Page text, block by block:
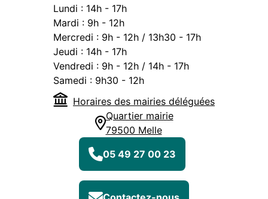
Quartier mairie
79500 Melle
05 49 27 00 23
Lundi : 14h - 17h
Mardi : 9h - 12h
Mercredi : 9h - 12h / 13h30 - 17h
Jeudi : 14h - 17h
Vendredi : 9h - 12h / 14h - 17h
Samedi : 9h30 - 12h
Horaires des mairies déléguées